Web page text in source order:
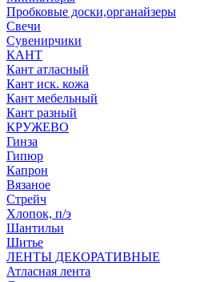
Пробковые доски,органайзеры
Свечи
Сувенирчики
КАНТ
Кант атласный
Кант иск. кожа
Кант мебельный
Кант разный
КРУЖЕВО
Гинза
Гипюр
Капрон
Вязаное
Стрейч
Хлопок, п/э
Шантильи
Шитье
ЛЕНТЫ ДЕКОРАТИВНЫЕ
Атласная лента